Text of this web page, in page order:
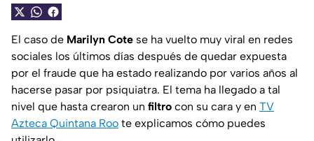
El caso de Marilyn Cote se ha vuelto muy viral en redes
sociales los últimos días después de quedar expuesta
por el fraude que ha estado realizando por varios años al
hacerse pasar por psiquiatra. El tema ha llegado a tal
nivel que hasta crearon un filtro con su cara y en TV
Azteca Quintana Roo te explicamos cómo puedes